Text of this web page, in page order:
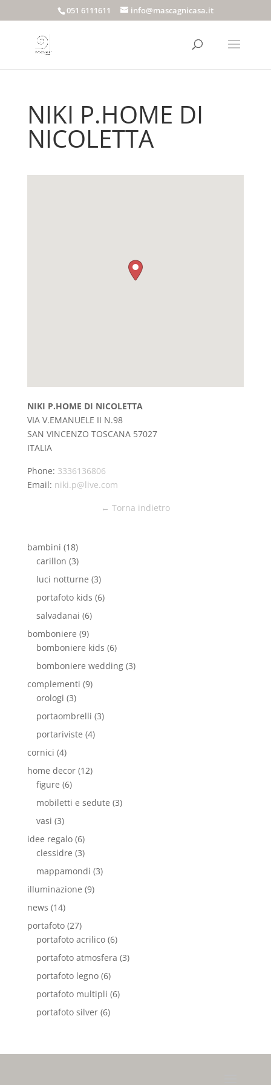
051 6111611 info@mascagnicasa.it
NIKI P.HOME DI
NICOLETTA
NIKI P.HOME DI NICOLETTA
VIA V.EMANUELE II N.98
SAN VINCENZO TOSCANA 57027
ITALIA
Phone: 3336136806
Email: niki.p@live.com
← Torna indietro
bambini (18)
carillon (3)
luci notturne (3)
portafoto kids (6)
salvadanai (6)
bomboniere (9)
bomboniere kids (6)
bomboniere wedding(3)
complementi (9)
orologi (3)
portaombrelli (3)
portariviste (4)
cornici (4)
home decor(12)
figure (6)
mobiletti e sedute (3)
vasi (3)
idee regalo(6)
clessidre (3)
mappamondi (3)
illuminazione (9)
news (14)
portafoto(27)
portafoto acrilico(6)
portafoto atmosfera (3)
portafoto legno(6)
portafoto multipli (6)
portafoto silver(6)